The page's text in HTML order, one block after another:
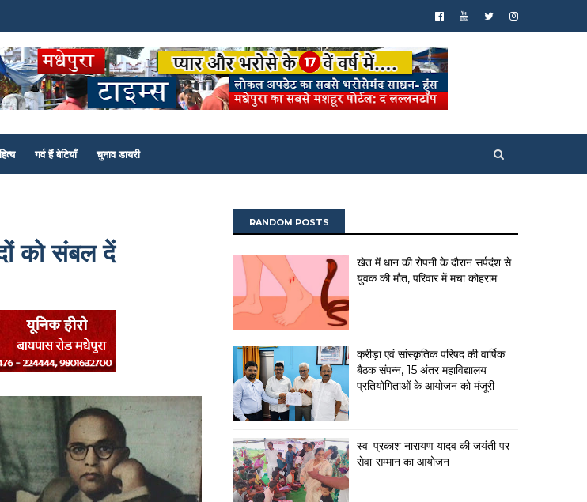
गर्व हैं बेटियाँ चुनाव डायरी
को संबल दें
RANDOM POSTS
खेत में धान की रोपनी के दौरान सर्पदंश से
युवक की मौत, परिवार में मचा कोहराम
क्रीड़ा एवं सांस्कृतिक परिषद की वार्षिक
बैठक संपन्न, 15 अंतर महाविद्यालय
प्रतियोगिताओं के आयोजन को मंजूरी
स्व. प्रकाश नारायण यादव की जयंती पर
सेवा-सम्मान का आयोजन